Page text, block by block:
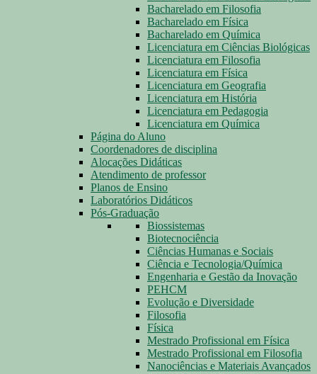
Bacharelado em Filosofia
Bacharelado em Física
Bacharelado em Química
Licenciatura em Ciências Biológicas
Licenciatura em Filosofia
Licenciatura em Física
Licenciatura em Geografia
Licenciatura em História
Licenciatura em Pedagogia
Licenciatura em Química
Página do Aluno
Coordenadores de disciplina
Alocações Didáticas
Atendimento de professor
Planos de Ensino
Laboratórios Didáticos
Pós-Graduação
Biossistemas
Biotecnociência
Ciências Humanas e Sociais
Ciência e Tecnologia/Química
Engenharia e Gestão da Inovação
PEHCM
Evolução e Diversidade
Filosofia
Física
Mestrado Profissional em Física
Mestrado Profissional em Filosofia
Nanociências e Materiais Avançados